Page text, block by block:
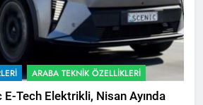
ARABA TEKNIK ÖZELLIKLERI
E-Tech Elektrikli, Nisan Ayında